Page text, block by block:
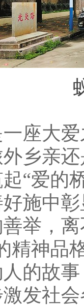
蚁
座大爱
亲还
“爱的
施中
，离
精神品
的故
社会